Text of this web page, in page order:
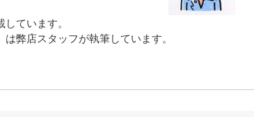
ています。
弊店スタッフが執筆しています。